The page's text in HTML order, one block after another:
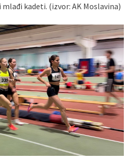
kadeti. (izvor: AK Moslavina)